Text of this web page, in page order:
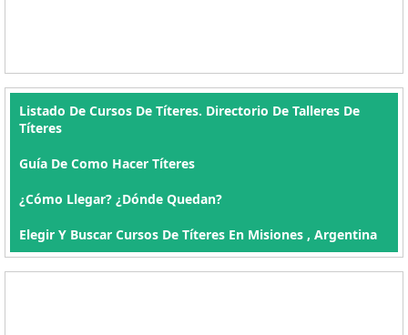
Listado De Cursos De Títeres. Directorio De Talleres De
Títeres
Guía De Como Hacer Títeres
¿Cómo Llegar? ¿Dónde Quedan?
Elegir Y Buscar Cursos De Títeres En Misiones , Argentina